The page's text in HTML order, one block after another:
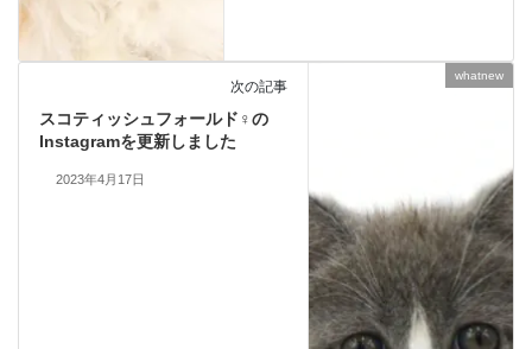
whatnew
次の記事
スコティッシュフォールド♀の
Instagramを更新しました
2023年4月17日